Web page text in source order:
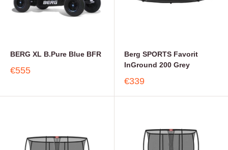
BERG XL B.Pure Blue BFR
€555
Berg SPORTS Favorit
InGround 200 Grey
€339